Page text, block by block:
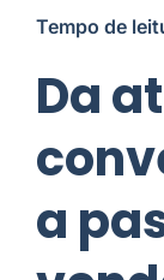
Tempo de
Da
a